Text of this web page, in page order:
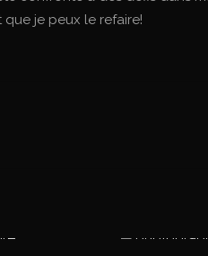
que je peux le refaire!